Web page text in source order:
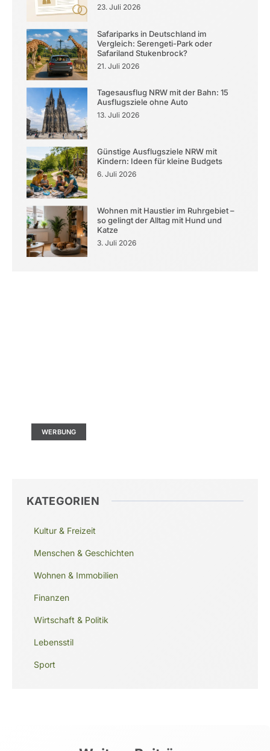
23. Juli 2026
Safariparks in Deutschland im
Vergleich: Serengeti-Park oder
Safariland Stukenbrock?
21. Juli 2026
Tagesausflug NRW mit der Bahn: 15
Ausflugsziele ohne Auto
13. Juli 2026
Günstige Ausflugsziele NRW mit
Kindern: Ideen für kleine Budgets
6. Juli 2026
Wohnen mit Haustier im Ruhrgebiet –
so gelingt der Alltag mit Hund und
Katze
3. Juli 2026
WERBUNG
KATEGORIEN
Kultur & Freizeit
Menschen & Geschichten
Wohnen & Immobilien
Finanzen
Wirtschaft & Politik
Lebensstil
Sport